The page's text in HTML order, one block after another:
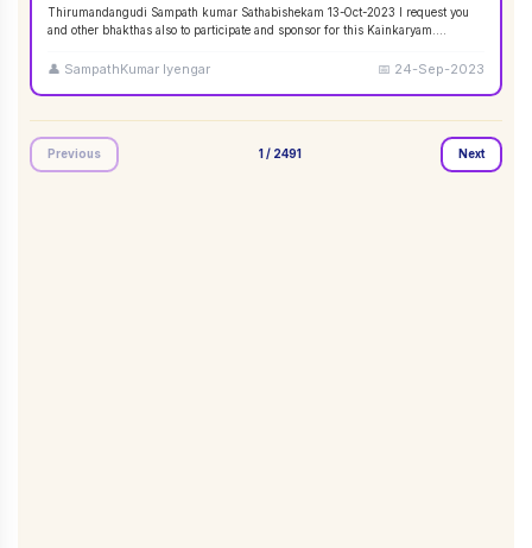
Thirumandangudi Sampath kumar Sathabishekam 13-Oct-2023 I request you
and other bhakthas also to participate and sponsor for this Kainkaryam.
👤 SampathKumar Iyengar 📅 24-Sep-2023
Previous 1 / 2491 Next